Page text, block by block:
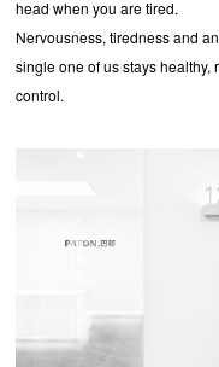
head when you are tired.
Nervousness, tiredness and
single one of us stays
control.